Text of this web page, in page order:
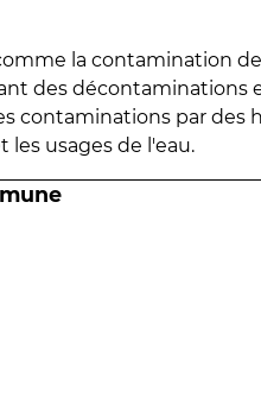
la contamination
des décontaminations
contaminations par des
les usages de l'eau.